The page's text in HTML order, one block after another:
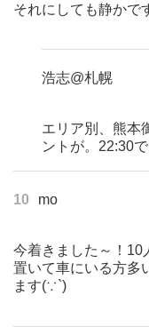
それにしても静かで
浩志@札幌
エリア別、熊
ントが。22:30
10 mo
今着きました～！10
置いて車にいる方多
ます(∵`)